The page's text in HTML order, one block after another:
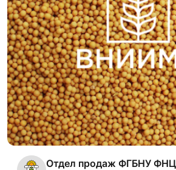
Отдел продаж ФГБНУ